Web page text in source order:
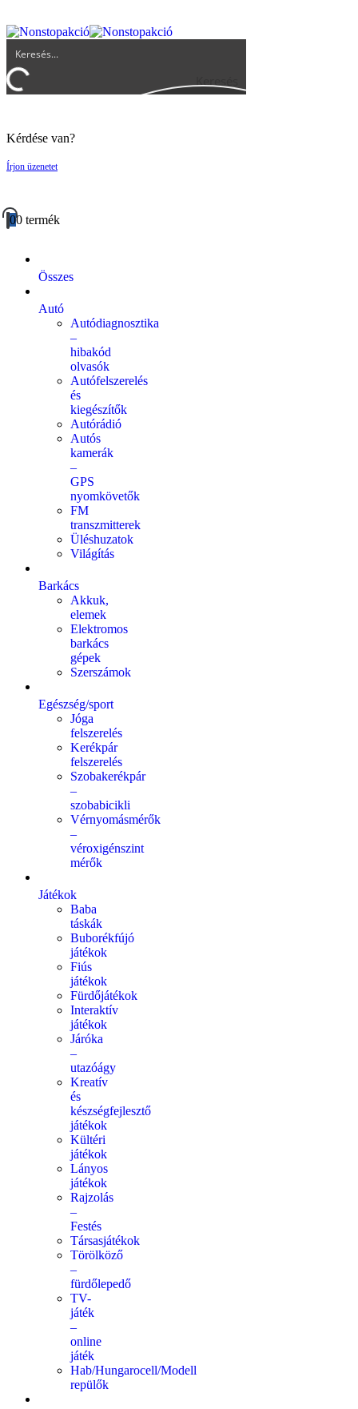
Keresés
Kérdése van?
Írjon üzenetet
00 termék
Összes
Autó
Autódiagnosztika
–
hibakód
olvasók
Autófelszerelés
és
kiegészítők
Autórádió
Autós
kamerák
–
GPS
nyomkövetők
FM
transzmitterek
Üléshuzatok
Világítás
Barkács
Akkuk,
elemek
Elektromos
barkács
gépek
Szerszámok
Egészség/sport
Jóga
felszerelés
Kerékpár
felszerelés
Szobakerékpár
–
szobabicikli
Vérnyomásmérők
–
véroxigénszint
mérők
Játékok
Baba
táskák
Buborékfújó
játékok
Fiús
játékok
Fürdőjátékok
Interaktív
játékok
Járóka
–
utazóágy
Kreatív
és
készségfejlesztő
játékok
Kültéri
játékok
Lányos
játékok
Rajzolás
–
Festés
Társasjátékok
Törölköző
–
fürdőlepedő
TV-
játék
–
online
játék
Hab/Hungarocell/Modell
repülők